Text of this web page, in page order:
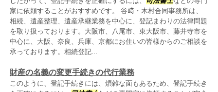
家に依頼することがおすすめです。 谷﨑・木村合同事務所は、
相続、遺産整理、遺産承継業務を中心に、登記まわりの法律問題
を取り扱っております。大阪市、八尾市、東大阪市、藤井寺市を
中心に、大阪、奈良、兵庫、京都にお住いの皆様からのご相談を
承っております。相続登記...
財産の名義の変更手続きの代行業務
このように、登記手続きには、煩雑な面もあるため、登記手続き